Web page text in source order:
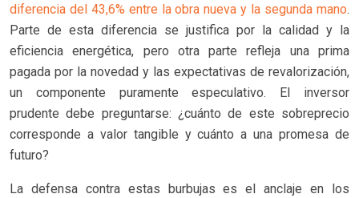
diferencia del 43,6% entre la obra nueva y la segunda mano.
Parte de esta diferencia se justifica por la calidad y la
eficiencia energética, pero otra parte refleja una prima
pagada por la novedad y las expectativas de revalorización,
un componente puramente especulativo. El inversor
prudente debe preguntarse: ¿cuánto de este sobreprecio
corresponde a valor tangible y cuánto a una promesa de
futuro?
La defensa contra estas burbujas es el anclaje en los